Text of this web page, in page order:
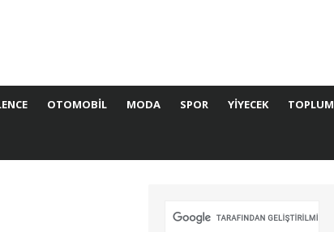
OTOMOBIL MODA SPOR YIYECEK TOPLUM